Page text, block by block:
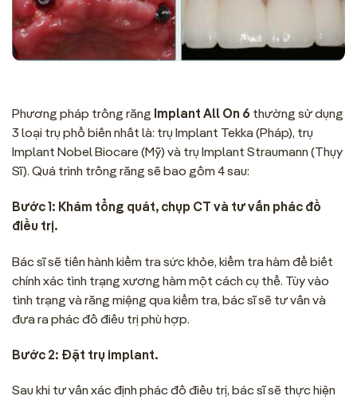
Phương pháp trồng răng Implant All On 6 thường sử dụng
3 loại trụ phổ biến nhất là: trụ Implant Tekka (Pháp), trụ
Implant Nobel Biocare (Mỹ) và trụ Implant Straumann (Thụy
Sĩ). Quá trình trồng răng sẽ bao gồm 4 sau:
Bước 1: Khám tổng quát, chụp CT và tư vấn phác đồ
điều trị.
Bác sĩ sẽ tiến hành kiểm tra sức khỏe, kiểm tra hàm để biết
chính xác tình trạng xương hàm một cách cụ thể. Tùy vào
tình trạng và răng miệng qua kiểm tra, bác sĩ sẽ tư vấn và
đưa ra phác đồ điều trị phù hợp.
Bước 2: Đặt trụ implant.
Sau khi tư vấn xác định phác đồ điều trị, bác sĩ sẽ thực hiện